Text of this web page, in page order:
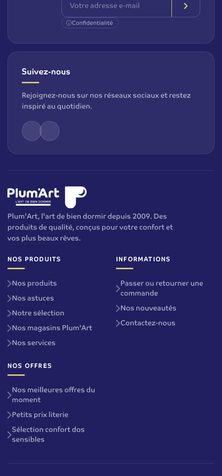
Confidentialité
Suivez-nous
Rejoignez-nous sur nos réseaux sociaux et restez
inspiré au quotidien.
Plum'Art, l'art de bien dormir depuis 2009. Des
produits de qualité, conçus pour votre confort et
vos plus beaux rêves.
NOS PRODUITS
Nos produits
Nos astuces
Notre sélection
Nos magasins Plum'Art
Nos services
INFORMATIONS
Passer ou retourner une
commande
Nos nouveautés
Contactez-nous
NOS OFFRES
Nos meilleures offres du
moment
Petits prix literie
Sélection confort dos
sensibles